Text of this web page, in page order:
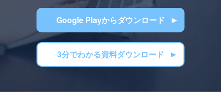
Google Playからダウンロード
3分でわかる資料ダウンロード